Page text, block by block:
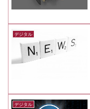
デジタル
デジタル